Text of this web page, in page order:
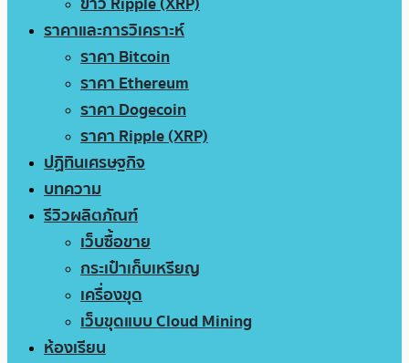
ราคาและการวิเคราะห์
ราคา Bitcoin
ราคา Ethereum
ราคา Dogecoin
ราคา Ripple (XRP)
ปฏิทินเศรษฐกิจ
บทความ
รีวิวผลิตภัณฑ์
เว็บซื้อขาย
กระเป๋าเก็บเหรียญ
เครื่องขุด
เว็บขุดแบบ Cloud Mining
ห้องเรียน